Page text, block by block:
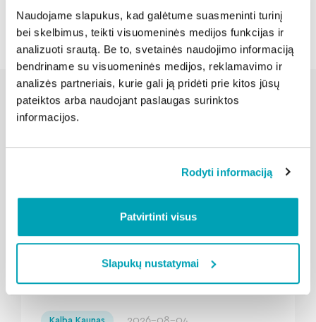
Naudojame slapukus, kad galėtume suasmeninti turinį
bei skelbimus, teikti visuomeninės medijos funkcijas ir
analizuoti srautą. Be to, svetainės naudojimo informaciją
bendriname su visuomeninės medijos, reklamavimo ir
analizės partneriais, kurie gali ją pridėti prie kitos jūsų
pateiktos arba naudojant paslaugas surinktos
informacijos.
Rodyti informaciją
Patvirtinti visus
Slapukų nustatymai
" loading="lazy"/>